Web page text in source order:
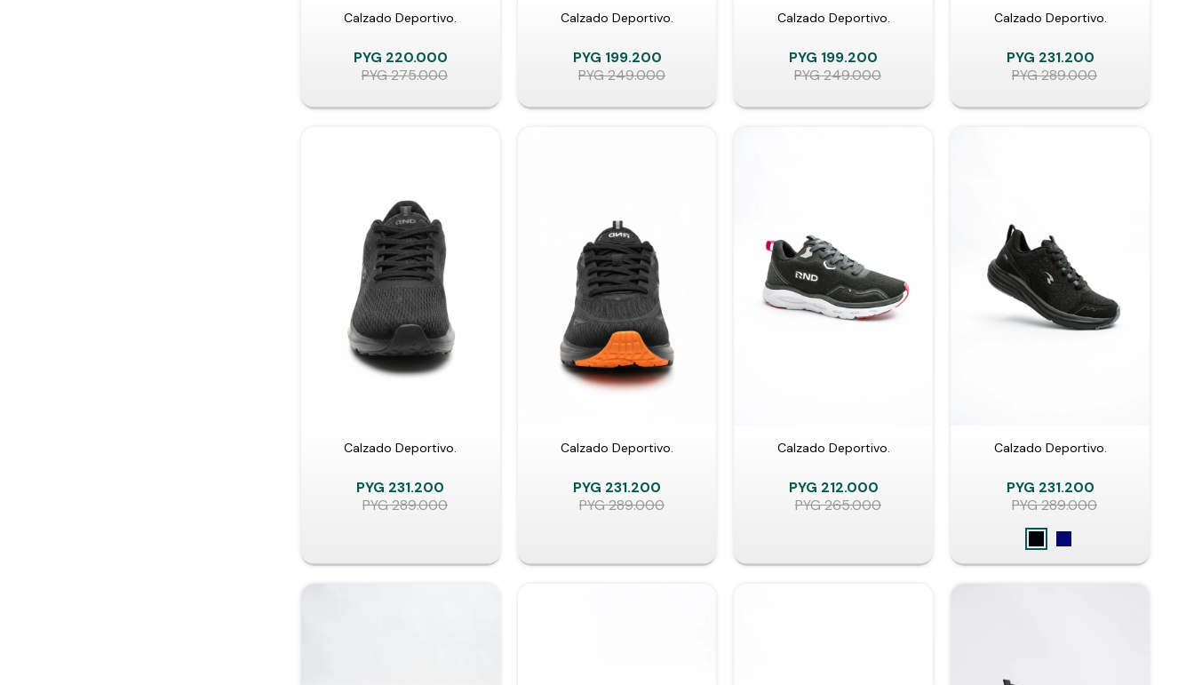
Calzado Deportivo.
PYG 220.000
PYG275.000
Calzado Deportivo.
PYG 199.200
PYG249.000
Calzado Deportivo.
PYG 199.200
PYG249.000
Calzado Deportivo.
PYG 231.200
PYG289.000
Calzado Deportivo.
PYG 231.200
PYG289.000
Calzado Deportivo.
PYG 231.200
PYG289.000
Calzado Deportivo.
PYG 212.000
PYG265.000
Calzado Deportivo.
PYG 231.200
PYG289.000